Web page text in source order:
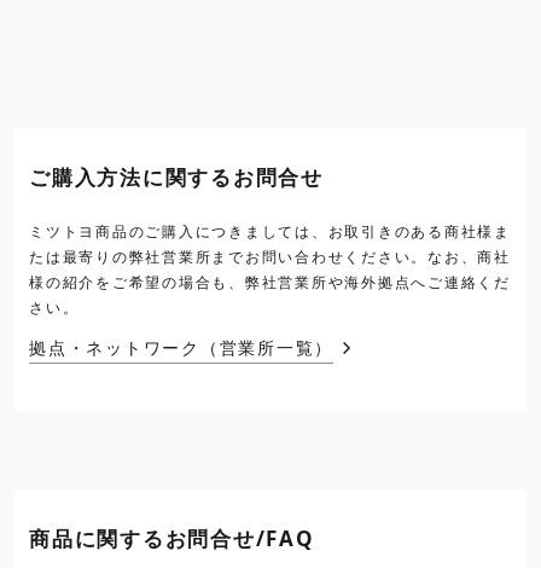
ご購入方法に関するお問合せ
ミツトヨ商品のご購入につきましては、お取引きのある商社様ま
たは最寄りの弊社営業所までお問い合わせください。なお、商社
様の紹介をご希望の場合も、弊社営業所や海外拠点へご連絡くだ
さい。
拠点・ネットワーク（営業所一覧）
商品に関するお問合せ/FAQ